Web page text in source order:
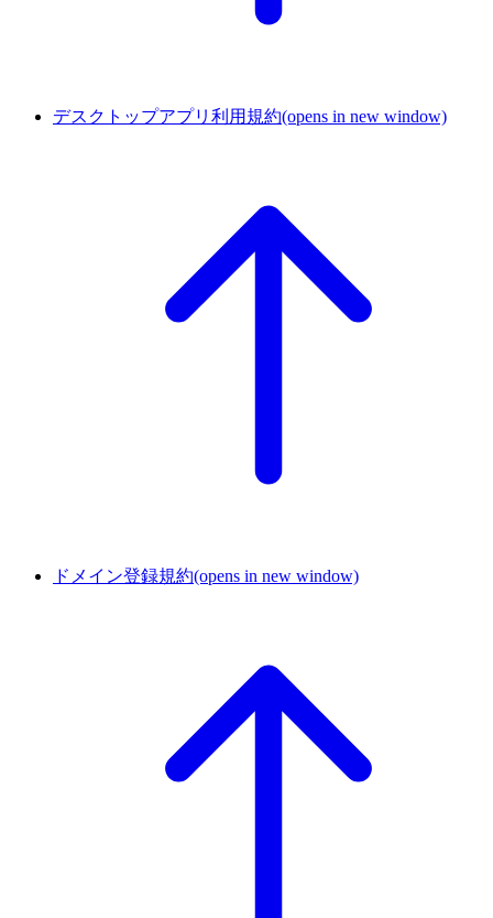
デスクトップアプリ利用規約(opens in new window)
ドメイン登録規約(opens in new window)